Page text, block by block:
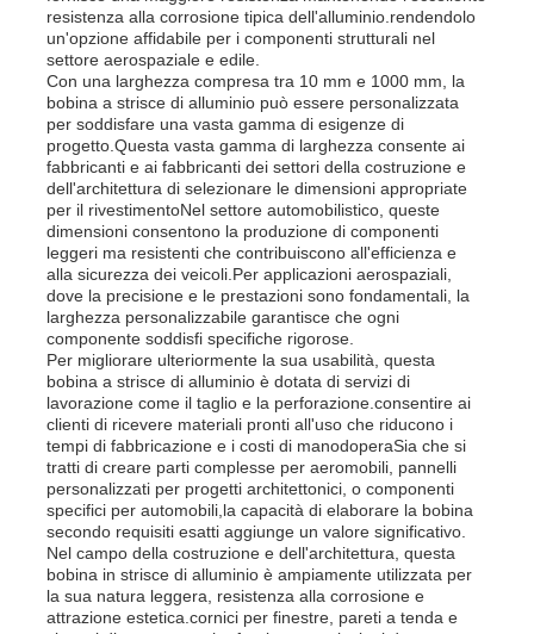
Chiedi un preventivo
Rotolo di foglio di alluminio
piastra in alluminio
Cerchio di alluminio
Bobina in alluminio rivestito a colori
bobina di alluminio
Bobina di alluminio della striscia
Piastra a scacchi in alluminio
Alluminio impresso
resistenza alla corrosione tipica dell'alluminio.rendendolo
un'opzione affidabile per i componenti strutturali nel
settore aerospaziale e edile.
Con una larghezza compresa tra 10 mm e 1000 mm, la
bobina a strisce di alluminio può essere personalizzata
per soddisfare una vasta gamma di esigenze di
progetto.Questa vasta gamma di larghezza consente ai
fabbricanti e ai fabbricanti dei settori della costruzione e
dell'architettura di selezionare le dimensioni appropriate
per il rivestimentoNel settore automobilistico, queste
dimensioni consentono la produzione di componenti
leggeri ma resistenti che contribuiscono all'efficienza e
alla sicurezza dei veicoli.Per applicazioni aerospaziali,
dove la precisione e le prestazioni sono fondamentali, la
larghezza personalizzabile garantisce che ogni
componente soddisfi specifiche rigorose.
Per migliorare ulteriormente la sua usabilità, questa
bobina a strisce di alluminio è dotata di servizi di
lavorazione come il taglio e la perforazione.consentire ai
clienti di ricevere materiali pronti all'uso che riducono i
tempi di fabbricazione e i costi di manodoperaSia che si
tratti di creare parti complesse per aeromobili, pannelli
personalizzati per progetti architettonici, o componenti
specifici per automobili,la capacità di elaborare la bobina
secondo requisiti esatti aggiunge un valore significativo.
Nel campo della costruzione e dell'architettura, questa
bobina in strisce di alluminio è ampiamente utilizzata per
la sua natura leggera, resistenza alla corrosione e
attrazione estetica.cornici per finestre, pareti a tenda e